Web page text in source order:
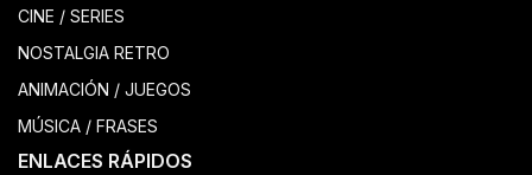
CINE / SERIES
NOSTALGIA RETRO
ANIMACIÓN / JUEGOS
MÚSICA / FRASES
ENLACES RÁPIDOS